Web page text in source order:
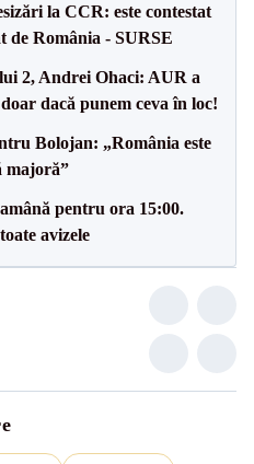
la CCR: este contestat
România - SURSE
2, Andrei Ohaci: AUR a
dacă punem ceva în loc!
Bolojan: „România este
majoră”
pentru ora 15:00.
avizele